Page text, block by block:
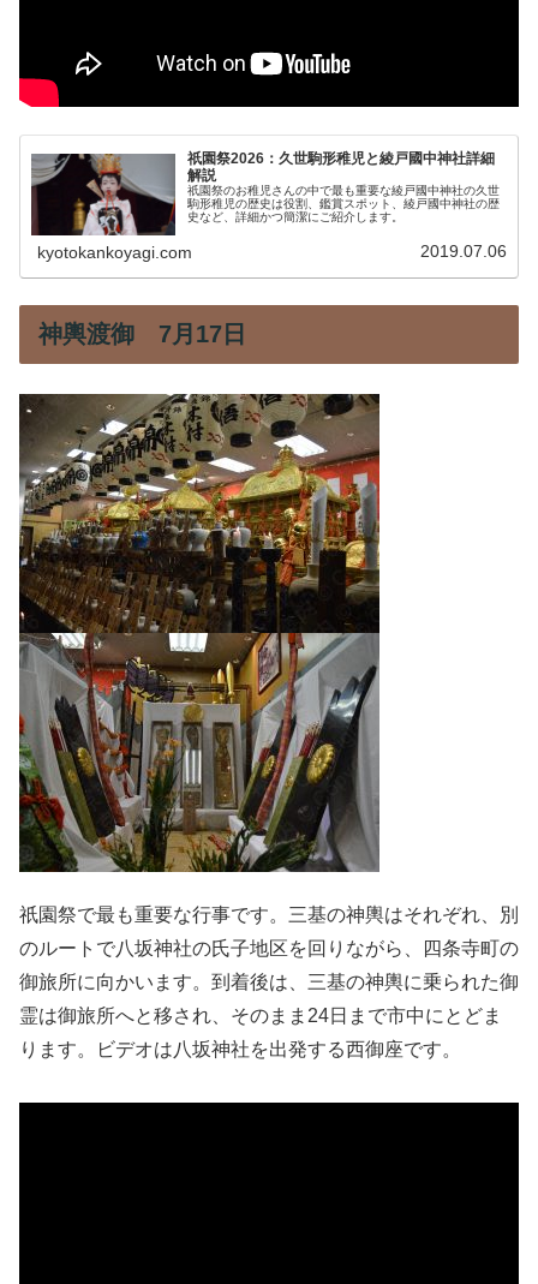
祇園祭2026：久世駒形稚児と綾戸國中神社詳細
解説
祇園祭のお稚児さんの中で最も重要な綾戸國中神社の久世
駒形稚児の歴史は役割、鑑賞スポット、綾戸國中神社の歴
史など、詳細かつ簡潔にご紹介します。
kyotokankoyagi.com 2019.07.06
神輿渡御 7月17日
祇園祭で最も重要な行事です。三基の神輿はそれぞれ、別
のルートで八坂神社の氏子地区を回りながら、四条寺町の
御旅所に向かいます。到着後は、三基の神輿に乗られた御
霊は御旅所へと移され、そのまま24日まで市中にとどま
ります。ビデオは八坂神社を出発する西御座です。